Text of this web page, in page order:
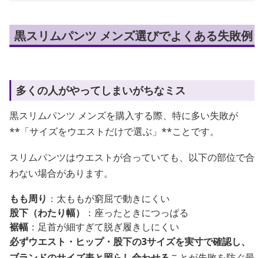
黒スリムパンツ メンズ選びでよくある失敗例
多くの人がやってしまいがちなミス
黒スリムパンツ メンズを購入する際、特に多い失敗が
**「サイズをウエストだけで選ぶ」**ことです。
スリムパンツはウエストが合っていても、以下の部位で合
わない場合があります。
もも周り ：太ももが窮屈で動きにくい
股下（わたり幅）
：座ったときにつっぱる
裾幅 ：足首が細すぎて脱ぎ履きしにくい
必ずウエスト・ヒップ・股下の3サイズを実寸で確認し、